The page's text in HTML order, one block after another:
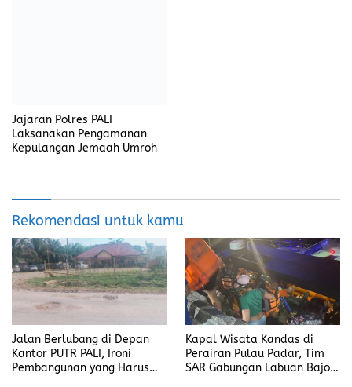
Jajaran Polres PALI
Laksanakan Pengamanan
Kepulangan Jemaah Umroh
Rekomendasi untuk kamu
Jalan Berlubang di Depan
Kantor PUTR PALI, Ironi
Pembangunan yang Harus
Kapal Wisata Kandas di
Perairan Pulau Padar, Tim
SAR Gabungan Labuan Bajo